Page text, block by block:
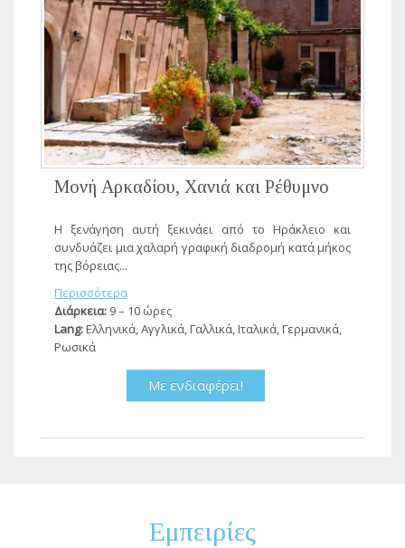
Μονή Αρκαδίου, Χανιά και Ρέθυμνο
Η ξενάγηση αυτή ξεκινάει από το Ηράκλειο και
συνδυάζει μια χαλαρή γραφική διαδρομή κατά μήκος
της βόρειας...
Περισσότερα
Διάρκεια: 9 – 10 ώρες
Lang:Ελληνικά, Αγγλικά, Γαλλικά, Ιταλικά, Γερμανικά,
Ρωσικά
Με ενδιαφέρει!
Εμπειρίες